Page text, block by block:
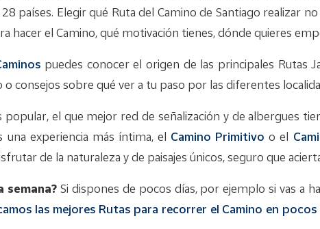
países. Elegir qué Ruta del Camino de Santiago realizar
hacer el Camino, qué motivación tienes, dónde quieres
puedes conocer el origen de las principales Rutas
consejos sobre qué ver a tu paso por las diferentes
el que mejor red de señalización y de albergues
una experiencia más íntima, el Camino Primitivo o el
de la naturaleza y de paisajes únicos, seguro que
semana?Si dispones de pocos días, por ejemplo si vas a
las mejores Rutas para recorrer el Camino en pocos